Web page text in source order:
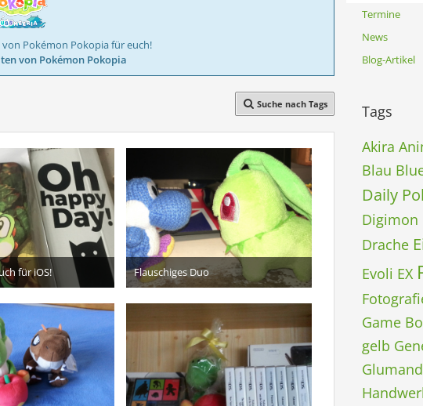
Pokémon Pokopia für euch!
von Pokémon Pokopia
Suche nach Tags
für iOS!
November 2017
6
Flauschiges Duo
22. November 2016
5
Termine
News
Blog-Artikel
Tags
Akira
Blau
Daily
Digimon
Drache
Evoli EX
Game
gelb